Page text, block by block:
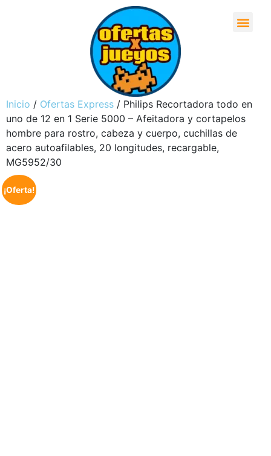
Inicio / Ofertas Express / Philips Recortadora todo en
uno de 12 en 1 Serie 5000 – Afeitadora y cortapelos
hombre para rostro, cabeza y cuerpo, cuchillas de
acero autoafilables, 20 longitudes, recargable,
MG5952/30
¡Oferta!